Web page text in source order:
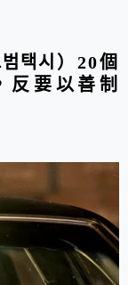
택시）20個
要以善制